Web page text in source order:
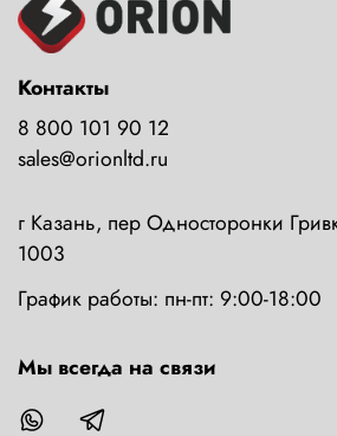
Контакты
8 800 101 90 12
sales@orionltd.ru
г Казань, пер Односторонки
1003
График работы: пн-пт: 9:00-18:00
Мы всегда на связи